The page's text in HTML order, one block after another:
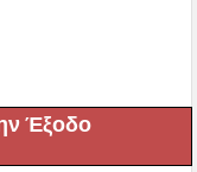
Έξοδο